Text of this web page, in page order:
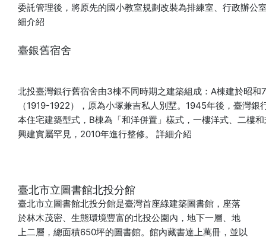
委託管理後，將原先的國小教室規劃改裝為排練室、行政辦
細介紹
臺銀舊宿舍
北投臺灣銀行舊宿舍由3棟不同時期之建築組成：A棟建於昭
（1919-1922），原為小塚兼吉私人別墅。1945年後，臺灣
本住宅建築型式，B棟為「和洋併置」樣式，一樓洋式、二樓
興建實屬罕見，2010年進行整修。 詳細介紹
臺北市立圖書館北投分館
臺北市立圖書館北投分館是臺灣首座綠建築圖書館，座落
於林木茂密、生態環境豐富的北投公園內，地下一層、地
上二層，總面積650坪的圖書館。館內藏書達上萬冊，並以